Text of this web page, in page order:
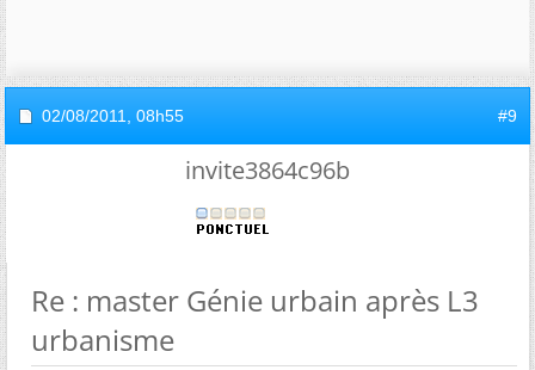
02/08/2011, 08h55 #9
invite3864c96b
Re : master Génie urbain après L3
urbanisme